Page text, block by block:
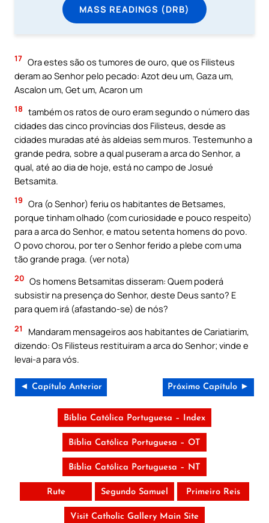
MASS READINGS (DRB)
17 Ora estes são os tumores de ouro, que os Filisteus
deram ao Senhor pelo pecado: Azot deu um, Gaza um,
Ascalon um, Get um, Acaron um
18 também os ratos de ouro eram segundo o número das
cidades das cinco províncias dos Filisteus, desde as
cidades muradas até às aldeias sem muros. Testemunho a
grande pedra, sobre a qual puseram a arca do Senhor, a
qual, até ao dia de hoje, está no campo de Josué
Betsamita.
19 Ora (o Senhor) feriu os habitantes de Betsames,
porque tinham olhado (com curiosidade e pouco respeito)
para a arca do Senhor, e matou setenta homens do povo.
O povo chorou, por ter o Senhor ferido a plebe com uma
tão grande praga. (ver nota)
20 Os homens Betsamitas disseram: Quem poderá
subsistir na presença do Senhor, deste Deus santo? E
para quem irá (afastando-se) de nós?
21
Mandaram mensageiros aos habitantes de Cariatiarim,
dizendo: Os Filisteus restituiram a arca do Senhor; vinde e
levai-a para vós.
◄ Capítulo Anterior Próximo Capítulo ►
Bíblia Católica Portuguesa – Index
Bíblia Católica Portuguesa – OT
Bíblia Católica Portuguesa – NT
Rute Segundo Samuel Primeiro Reis
Visit Catholic Gallery Main Site